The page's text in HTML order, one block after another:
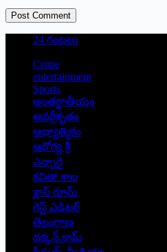
Post Comment
24 గంటలు
Crime
entertainment
Sports
అంతర్జాతీయం
అవర్గీకృతం
ఆధ్యాత్మికం
ఆరోగ్య శ్రీ
ఎన్నారై
కవితా శాల
క్లాస్ రూమ్
గెస్ట్ ఎడిటర్
తెలంగాణ
దక్కన్.కామ్